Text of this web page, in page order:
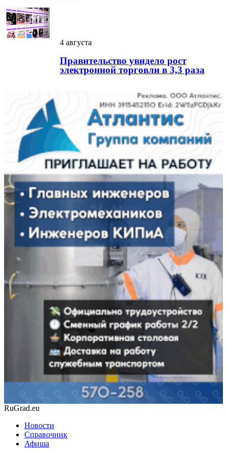
4 августа
Правительство увидело рост
электронной торговли в 3,3 раза
RuGrad.eu
Новости
Справочник
Афиша